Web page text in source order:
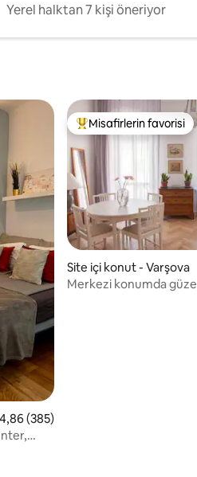
Yerel halktan 7 kişi öneriyor
ortalama 4,86 puan, 385
4,86 (385)
Misafirlerin
Misafirlerin favorisi
Site içi konut - Varşova
Merkezi konumda